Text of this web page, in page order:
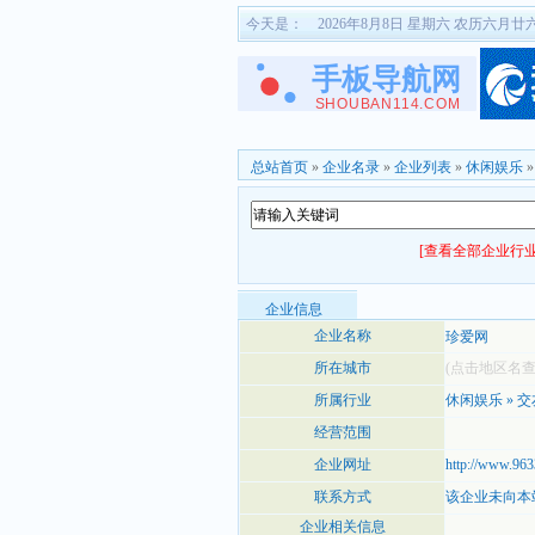
今天是： 2026年8月8日 星期六 农历六月廿
总站首页 » 企业名录 » 企业列表 » 休闲娱乐
[查看全部企业行
企业信息
企业名称
珍爱网
所在城市
(点击地区名
所属行业
休闲娱乐 » 交
经营范围
企业网址
http://
联系方式
该企业未向
企业相关信息